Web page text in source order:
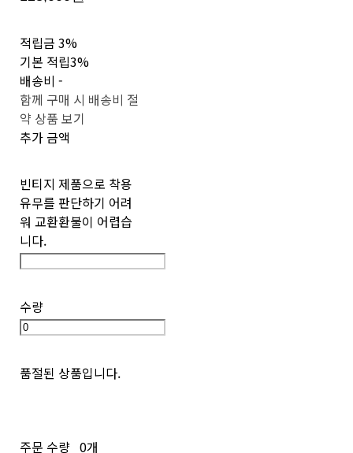
적립금 3%
기본 적립3%
배송비-
함께 구매 시 배송비 절
약 상품 보기
추가 금액
빈티지 제품으로 착용
유무를 판단하기 어려
워 교환환불이 어렵습
니다.
수량
품절된 상품입니다.
주문 수량 0개